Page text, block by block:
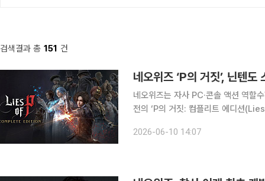
검색결과 총 151 건
네오위즈는 자사 PC·콘솔 액션 역할
전의 ‘P의 거짓: 컴플리트 에디션
해 공개됐다. P의 거짓
2026-06-10 14:07